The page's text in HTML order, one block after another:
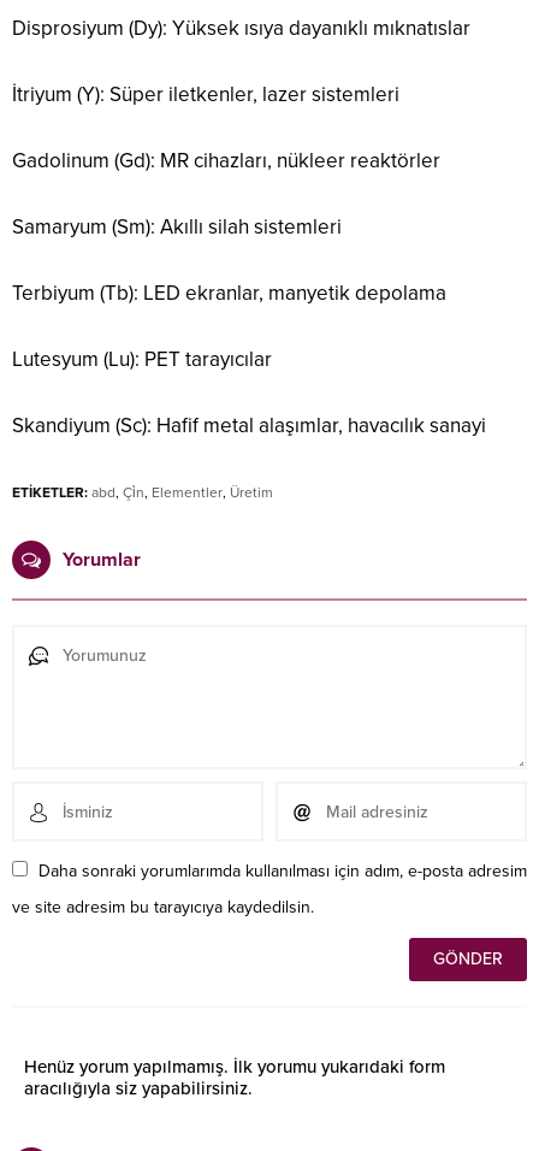
Disprosiyum (Dy): Yüksek ısıya dayanıklı mıknatıslar
İtriyum (Y): Süper iletkenler, lazer sistemleri
Gadolinum (Gd): MR cihazları, nükleer reaktörler
Samaryum (Sm): Akıllı silah sistemleri
Terbiyum (Tb): LED ekranlar, manyetik depolama
Lutesyum (Lu): PET tarayıcılar
Skandiyum (Sc): Hafif metal alaşımlar, havacılık sanayi
ETİKETLER: abd, Çi̇n, Elementler, Üretim
Yorumlar
Daha sonraki yorumlarımda kullanılması için adım, e-posta adresim
ve site adresim bu tarayıcıya kaydedilsin.
Henüz yorum yapılmamış. İlk yorumu yukarıdaki form
aracılığıyla siz yapabilirsiniz.